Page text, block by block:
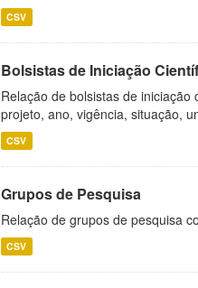
CSV
Bolsistas de Iniciação
Relação de bolsistas de
projeto, ano, vigência, situação,
CSV
Grupos de Pesquisa
Relação de grupos de pesquisa
CSV